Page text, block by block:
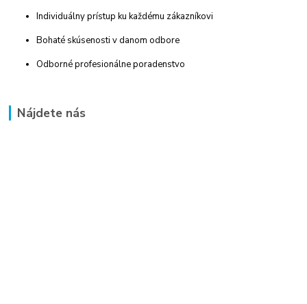
Individuálny prístup ku každému zákazníkovi
Bohaté skúsenosti v danom odbore
Odborné profesionálne poradenstvo
Nájdete nás